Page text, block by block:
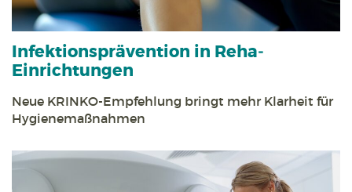
Infektions­prävention in Reha­
Einrichtungen
Neue KRINKO-Empfehlung bringt mehr Klarheit für
Hygiene­maßnahmen